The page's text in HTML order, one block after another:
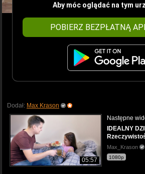
Aby móc oglądać na tym
POBIERZ BEZPŁATNĄ
Dodał: Max Krason
05:57
Następne
IDEALNY
Max_Krason
1080p